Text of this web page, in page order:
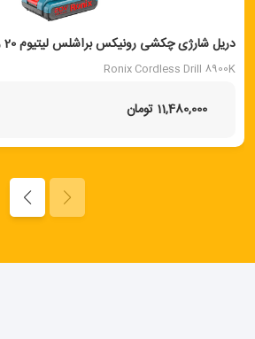
دریل شارژی چکشی رونیکس براشلس لیتیوم 20 ولت مدل 8900K
Ronix Cordless Drill 8900K
11,480,000 تومان